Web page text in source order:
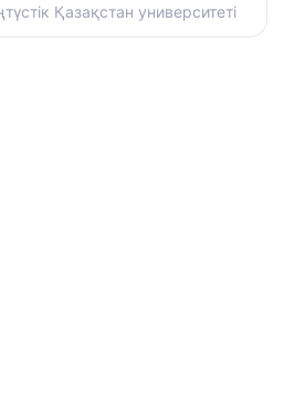
Қазақстан университеті